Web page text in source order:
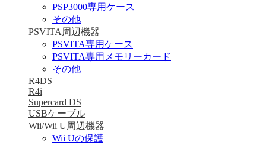
PSP3000専用ケース
その他
PSVITA周辺機器
PSVITA専用ケース
PSVITA専用メモリーカード
その他
R4DS
R4i
Supercard DS
USBケーブル
Wii/Wii U周辺機器
Wii Uの保護